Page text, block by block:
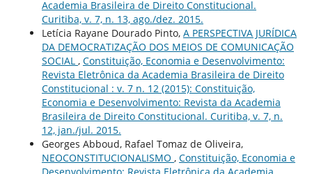
Academia Brasileira de Direito Constitucional.
Curitiba, v. 7, n. 13, ago./dez. 2015.
Letícia Rayane Dourado Pinto, A PERSPECTIVA JURÍDICA
DA DEMOCRATIZAÇÃO DOS MEIOS DE COMUNICAÇÃO
SOCIAL , Constituição, Economia e Desenvolvimento:
Revista Eletrônica da Academia Brasileira de Direito
Constitucional : v. 7 n. 12 (2015): Constituição,
Economia e Desenvolvimento: Revista da Academia
Brasileira de Direito Constitucional. Curitiba, v. 7, n.
12, jan./jul. 2015.
Georges Abboud, Rafael Tomaz de Oliveira,
NEOCONSTITUCIONALISMO , Constituição, Economia e
Desenvolvimento: Revista Eletrônica da Academia